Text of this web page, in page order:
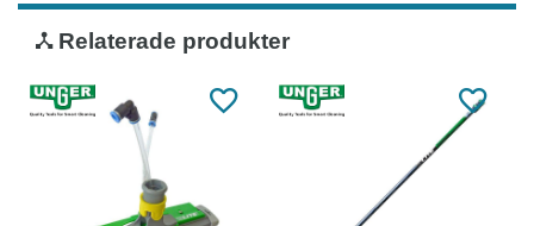
Relaterade produkter